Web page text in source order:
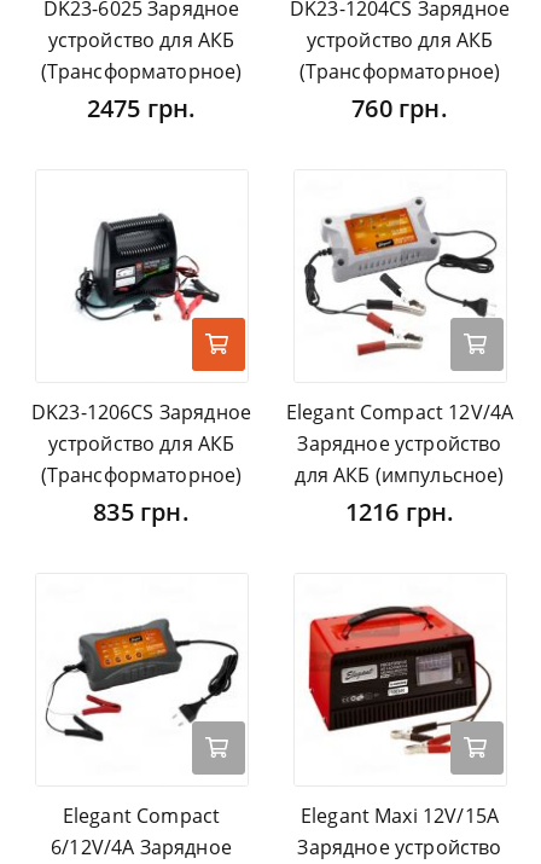
DK23-6025 Зарядное
устройство для АКБ
(Трансформаторное)
2475 грн.
DK23-1204CS Зарядное
устройство для АКБ
(Трансформаторное)
760 грн.
DK23-1206CS Зарядное
устройство для АКБ
(Трансформаторное)
835 грн.
Elegant Compact 12V/4А
Зарядное устройство
для АКБ (импульсное)
1216 грн.
Elegant Compact
6/12V/4А Зарядное
Elegant Maxi 12V/15А
Зарядное устройство